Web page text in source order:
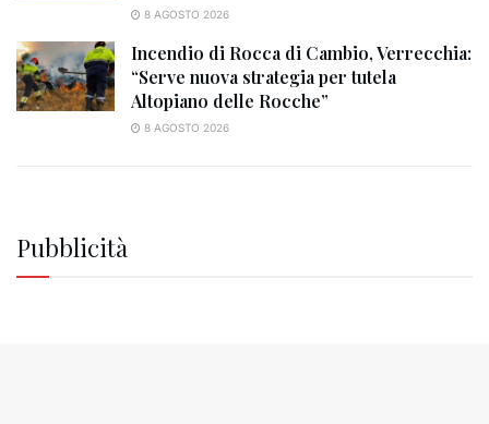
8 AGOSTO 2026
Incendio di Rocca di Cambio, Verrecchia:
“Serve nuova strategia per tutela
Altopiano delle Rocche”
8 AGOSTO 2026
Pubblicità